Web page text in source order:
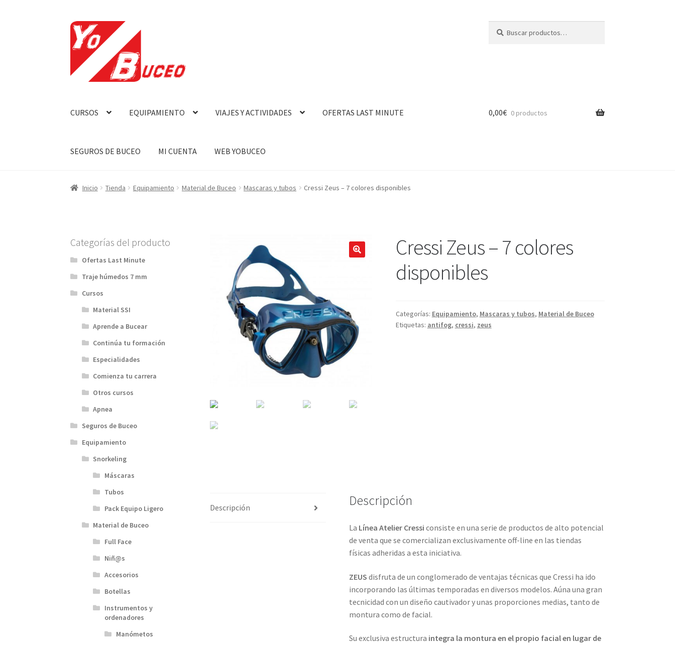
Ir
la
navegación
Ir
al
contenido
por:
CURSOS EQUIPAMIENTO VIAJES Y ACTIVIDADES OFERTAS LAST MINUTE
SEGUROS DE BUCEO MI CUENTA WEB YOBUCEO
0,00€ 0 productos
Inicio Tienda Equipamiento Material de Buceo Mascaras y tubos Cressi Zeus – 7 colores disponibles
Cressi Zeus – 7 colores
disponibles
Categorías: Equipamiento, Mascaras y tubos, Material de Buceo
Etiquetas: antifog, cressi, zeus
Descripción Descripción
La Línea Atelier Cressi consiste en una serie de productos de alto potencial
de venta que se comercializan exclusivamente off-line en las tiendas
físicas adheridas a esta iniciativa.
ZEUS disfruta de un conglomerado de ventajas técnicas que Cressi ha ido
incorporando las últimas temporadas en diversos modelos. Aúna una gran
tecnicidad con un diseño cautivador y unas proporciones medias, tanto de
montura como de facial.
Su exclusiva estructura integra la montura en el propio facial en lugar de
Categorías del producto
Ofertas Last Minute
Traje húmedos 7 mm
Cursos
Material SSI
Aprende a Bucear
Continúa tu formación
Especialidades
Comienza tu carrera
Otros cursos
Apnea
Seguros de Buceo
Equipamiento
Snorkeling
Máscaras
Tubos
Pack Equipo Ligero
Material de Buceo
Full Face
Niñ@s
Accesorios
Botellas
Instrumentos y
ordenadores
Manómetos